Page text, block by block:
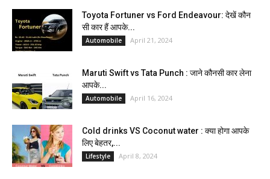
Toyota Fortuner vs Ford Endeavour: देखें कौन
सी कार हैं आपके...
Automobile April 21, 2024
Maruti Swift vs Tata Punch : जाने कौनसी कार लेना
आपके...
Automobile April 16, 2024
Cold drinks VS Coconut water : क्या होगा आपके
लिए बेहतर,...
Lifestyle April 8, 2024